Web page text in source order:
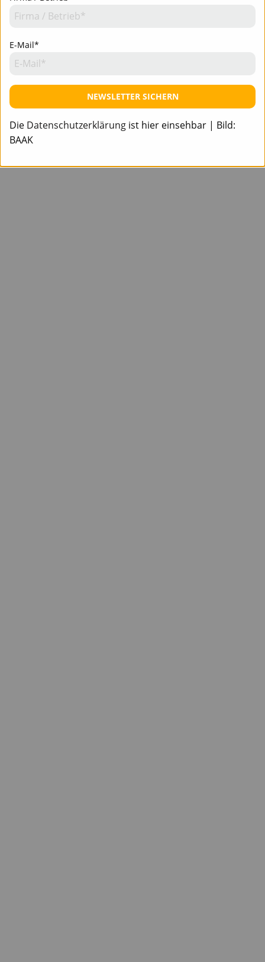
Newsletter-Anmeldung - Aktuell informiert
Impressum Datenschutz
E-Mail*
NEWSLETTER SICHERN
Die Datenschutzerklärung ist hier einsehbar | Bild:
BAAK